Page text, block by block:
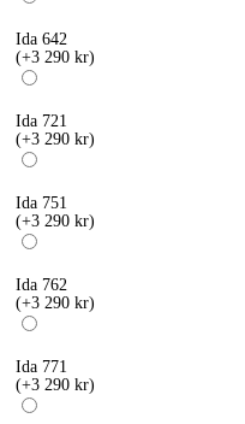
Ida 642
(+3 290 kr)
Ida 721
(+3 290 kr)
Ida 751
(+3 290 kr)
Ida 762
(+3 290 kr)
Ida 771
(+3 290 kr)